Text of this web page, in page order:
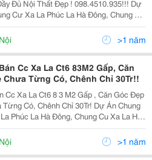
Đủ Nội Thất Đẹp ! 098.4510.935!!! Dự
Cư Xa La Phúc La Hà Đông, Chung Cu
Chính Chủ , Chung Cư Xa La Phúc La Hà
Xala Ở Luôn, Chung Cu Xa La Ha
>1 năm
Cc Xa La Ct6 83M2 Gấp, Căn
Chưa Từng Có, Chênh Chỉ 30Tr!!
Cc Xa La Ct6 8 3 M2 Gấp , Căn Góc Đẹp
Có, Chênh Chỉ 30Tr! Dự Án Chung
Phúc La Hà Đông, Chung Cu Xa La Ha
, Chung Cư Xa La Phúc La Hà Đông.
Luôn, Chung Cu Xa La Ha Dong
>1 năm